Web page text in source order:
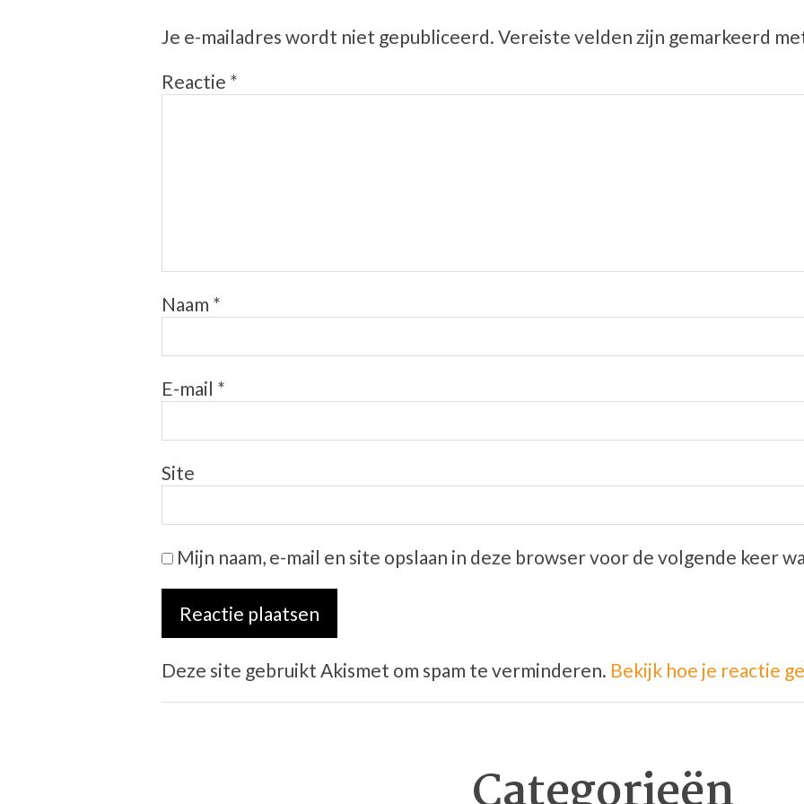
Je e-mailadres wordt niet gepubliceerd. Vereiste velden zijn gemarkeerd
Reactie *
Naam *
E-mail *
Site
Mijn naam, e-mail en site opslaan in deze browser voor de volgende keer
Deze site gebruikt Akismet om spam te verminderen. Bekijk hoe je reactie